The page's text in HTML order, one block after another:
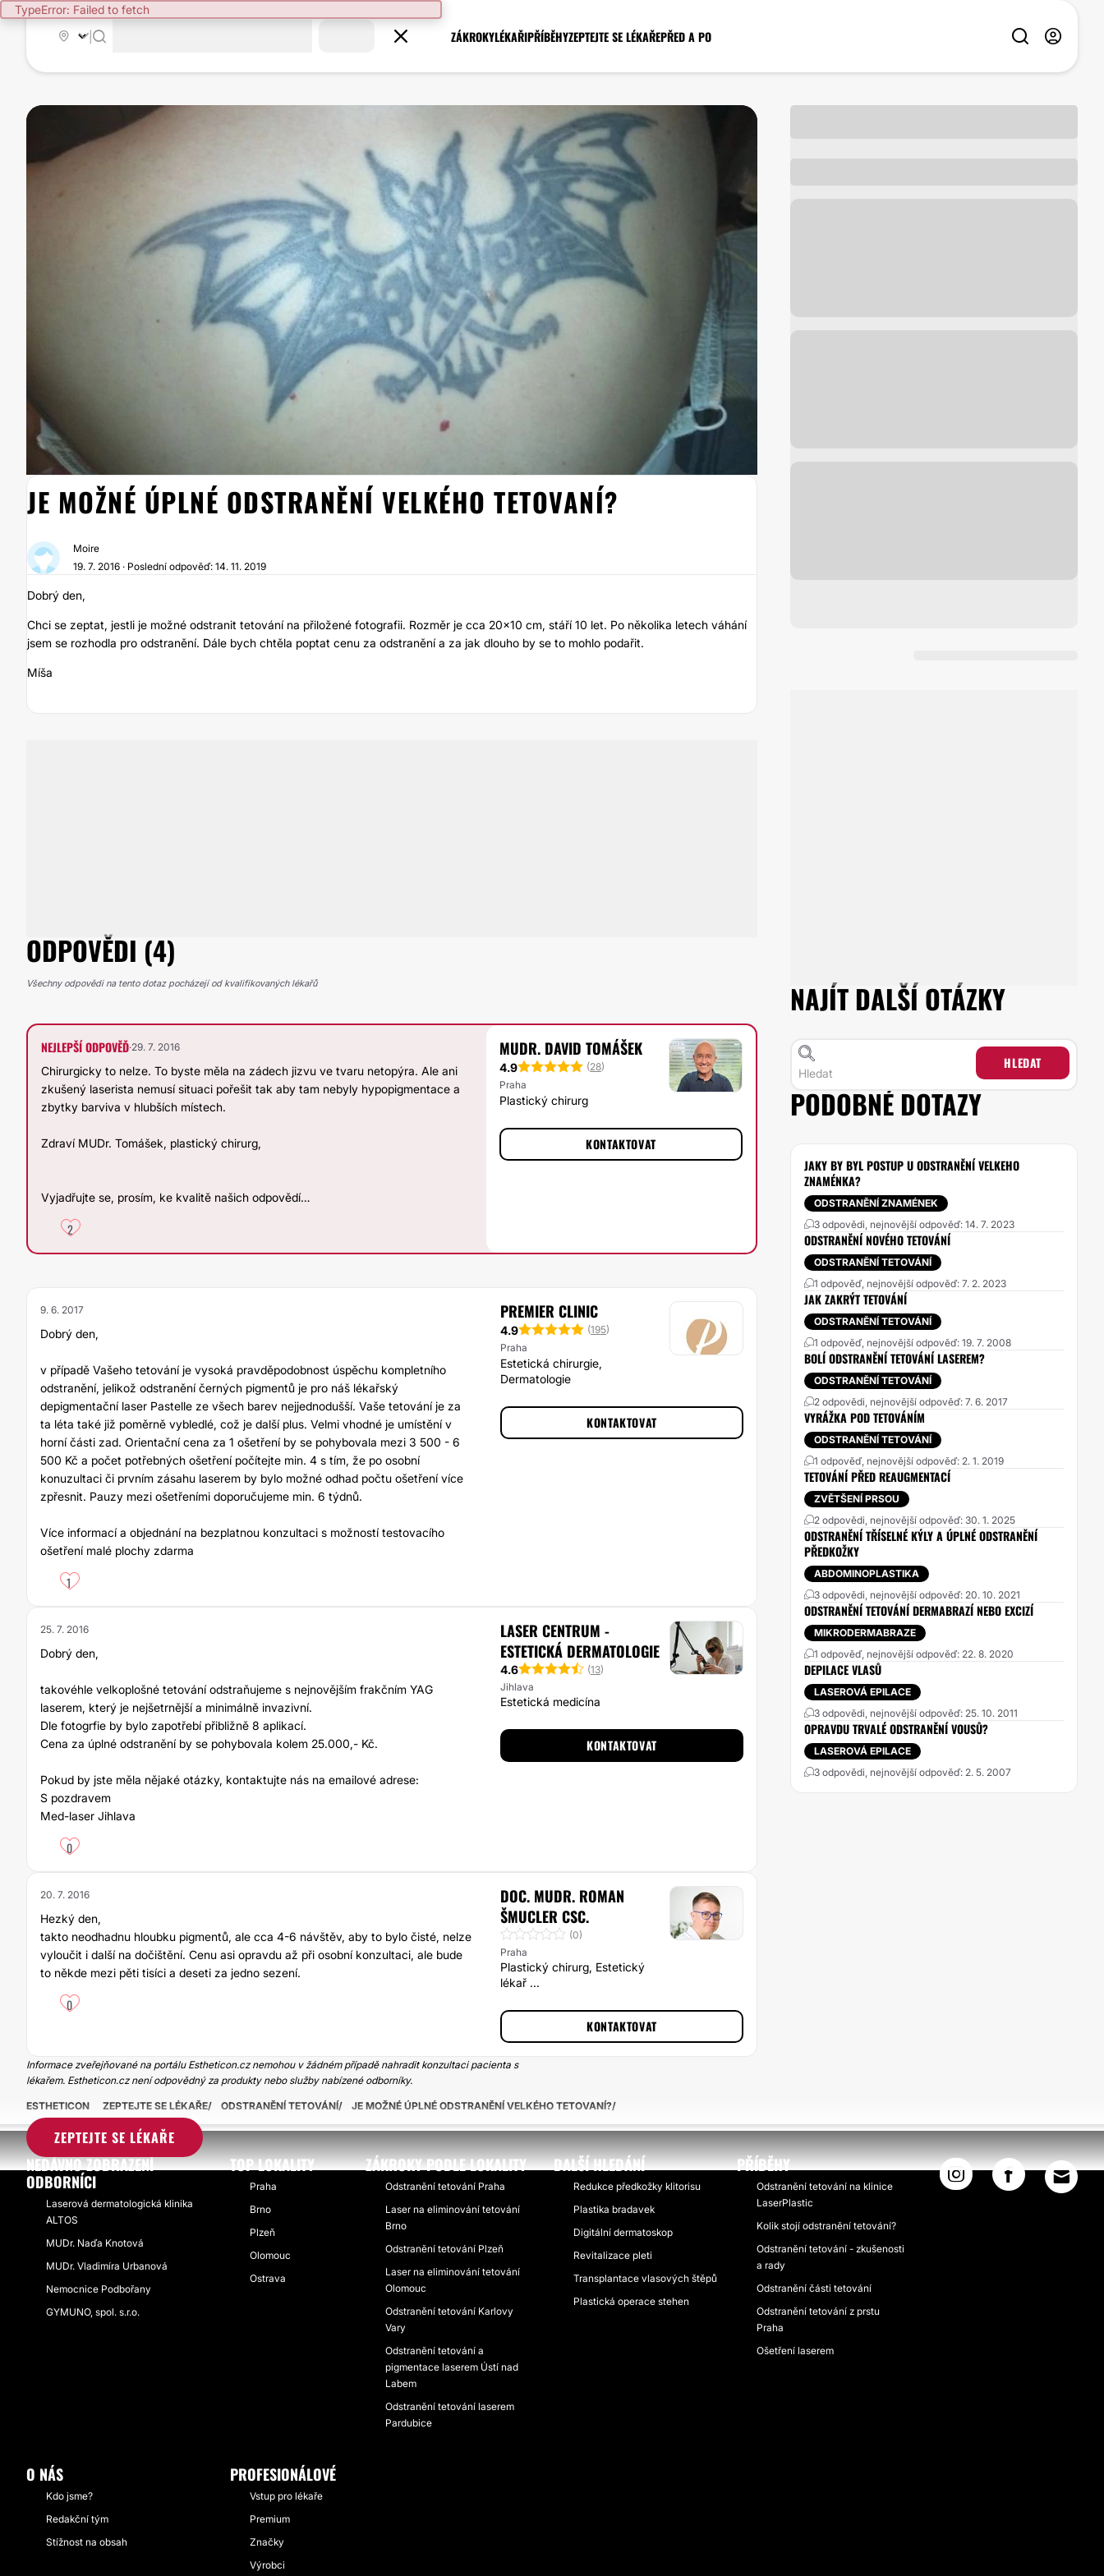
TypeError: Failed to fetch
ZÁKROKYLÉKAŘIPŘÍBĚHYZEPTEJTE SE LÉKAŘEPŘED A PO
JE MOŽNÉ ÚPLNÉ ODSTRANĚNÍ VELKÉHO TETOVANÍ?
Moire
19. 7. 2016 · Poslední odpověď: 14. 11. 2019
Dobrý den,
Chci se zeptat, jestli je možné odstranit tetování na přiložené fotografii. Rozměr je cca 20x10 cm, stáří 10 let. Po několika letech váhání
jsem se rozhodla pro odstranění. Dále bych chtěla poptat cenu za odstranění a za jak dlouho by se to mohlo podařit.
Míša
ODPOVĚDI (4)
Všechny odpovědi na tento dotaz pocházejí od kvalifikovaných lékařů
NEJLEPŠÍ ODPOVĚĎ·29. 7. 2016
Chirurgicky to nelze. To byste měla na zádech jizvu ve tvaru netopýra. Ale ani
zkušený laserista nemusí situaci pořešit tak aby tam nebyly hypopigmentace a
zbytky barviva v hlubších místech.
Zdraví MUDr. Tomášek, plastický chirurg,
Vyjadřujte se, prosím, ke kvalitě našich odpovědí…
2
MUDR. DAVID TOMÁŠEK
4.9 (28)
Praha
Plastický chirurg
KONTAKTOVAT
9. 6. 2017
Dobrý den,
v případě Vašeho tetování je vysoká pravděpodobnost úspěchu kompletního
odstranění, jelikož odstranění černých pigmentů je pro náš lékařský
depigmentační laser Pastelle ze všech barev nejjednodušší. Vaše tetování je za
ta léta také již poměrně vybledlé, což je další plus. Velmi vhodné je umístění v
horní části zad. Orientační cena za 1 ošetření by se pohybovala mezi 3 500 - 6
500 Kč a počet potřebných ošetření počítejte min. 4 s tím, že po osobní
konuzultaci či prvním zásahu laserem by bylo možné odhad počtu ošetření více
zpřesnit. Pauzy mezi ošetřeními doporučujeme min. 6 týdnů.
Více informací a objednání na bezplatnou konzultaci s možností testovacího
ošetření malé plochy zdarma
1
PREMIER CLINIC
4.9 (195)
Praha
Estetická chirurgie,
Dermatologie
KONTAKTOVAT
25. 7. 2016
Dobrý den,
takovéhle velkoplošné tetování odstraňujeme s nejnovějším frakčním YAG
laserem, který je nejšetrnější a minimálně invazivní.
Dle fotogrfie by bylo zapotřebí přibližně 8 aplikací.
Cena za úplné odstranění by se pohybovala kolem 25.000,- Kč.
Pokud by jste měla nějaké otázky, kontaktujte nás na emailové adrese:
S pozdravem
Med-laser Jihlava
0
LASER CENTRUM -
ESTETICKÁ DERMATOLOGIE
4.6 (13)
Jihlava
Estetická medicína
KONTAKTOVAT
20. 7. 2016
Hezký den,
takto neodhadnu hloubku pigmentů, ale cca 4-6 návštěv, aby to bylo čisté, nelze
vyloučit i další na dočištění. Cenu asi opravdu až při osobní konzultaci, ale bude
to někde mezi pěti tisíci a deseti za jedno sezení.
0
DOC. MUDR. ROMAN
ŠMUCLER CSC.
(0)
Praha
Plastický chirurg, Estetický
lékař ...
KONTAKTOVAT
NAJÍT DALŠÍ OTÁZKY
HLEDAT
PODOBNÉ DOTAZY
JAKY BY BYL POSTUP U ODSTRANĚNÍ VELKEHO
ZNAMÉNKA?
ODSTRANĚNÍ ZNAMÉNEK
3 odpovědi, nejnovější odpověď: 14. 7. 2023
ODSTRANĚNÍ NOVÉHO TETOVÁNÍ
ODSTRANĚNÍ TETOVÁNÍ
1 odpověď, nejnovější odpověď: 7. 2. 2023
JAK ZAKRÝT TETOVÁNÍ
ODSTRANĚNÍ TETOVÁNÍ
1 odpověď, nejnovější odpověď: 19. 7. 2008
BOLÍ ODSTRANĚNÍ TETOVÁNÍ LASEREM?
ODSTRANĚNÍ TETOVÁNÍ
2 odpovědi, nejnovější odpověď: 7. 6. 2017
VYRÁŽKA POD TETOVÁNÍM
ODSTRANĚNÍ TETOVÁNÍ
1 odpověď, nejnovější odpověď: 2. 1. 2019
TETOVÁNÍ PŘED REAUGMENTACÍ
ZVĚTŠENÍ PRSOU
2 odpovědi, nejnovější odpověď: 30. 1. 2025
ODSTRANĚNÍ TŘÍSELNÉ KÝLY A ÚPLNÉ ODSTRANĚNÍ
PŘEDKOŽKY
ABDOMINOPLASTIKA
3 odpovědi, nejnovější odpověď: 20. 10. 2021
ODSTRANĚNÍ TETOVÁNÍ DERMABRAZÍ NEBO EXCIZÍ
MIKRODERMABRAZE
1 odpověď, nejnovější odpověď: 22. 8. 2020
DEPILACE VLASŮ
LASEROVÁ EPILACE
3 odpovědi, nejnovější odpověď: 25. 10. 2011
OPRAVDU TRVALÉ ODSTRANĚNÍ VOUSŮ?
LASEROVÁ EPILACE
3 odpovědi, nejnovější odpověď: 2. 5. 2007
Informace zveřejňované na portálu Estheticon.cz nemohou v žádném případě nahradit konzultaci pacienta s
lékařem. Estheticon.cz není odpovědný za produkty nebo služby nabízené odborníky.
ZEPTEJTE SE LÉKAŘE
ESTHETICON ZEPTEJTE SE LÉKAŘE ODSTRANĚNÍ TETOVÁNÍ JE MOŽNÉ ÚPLNÉ ODSTRANĚNÍ VELKÉHO TETOVANÍ?
NEDÁVNO ZOBRAZENÍ
ODBORNÍCI
Laserová dermatologická klinika
ALTOS
MUDr. Naďa Knotová
MUDr. Vladimíra Urbanová
Nemocnice Podbořany
GYMUNO, spol. s.r.o.
TOP LOKALITY
Praha
Brno
Plzeň
Olomouc
Ostrava
ZÁKROKY PODLE LOKALITY
Odstranění tetování Praha
Laser na eliminování tetování
Brno
Odstranění tetování Plzeň
Laser na eliminování tetování
Olomouc
Odstranění tetování Karlovy
Vary
Odstranění tetování a
pigmentace laserem Ústí nad
Labem
Odstranění tetování laserem
Pardubice
DALŠÍ HLEDÁNÍ
Redukce předkožky klitorisu
Plastika bradavek
Digitální dermatoskop
Revitalizace pleti
Transplantace vlasových štěpů
Plastická operace stehen
PŘÍBĚHY
Odstranění tetování na klinice
LaserPlastic
Kolik stojí odstranění tetování?
Odstranění tetování - zkušenosti
a rady
Odstranění části tetování
Odstranění tetování z prstu
Praha
Ošetření laserem
O NÁS
Kdo jsme?
Redakční tým
Stížnost na obsah
PROFESIONÁLOVÉ
Vstup pro lékaře
Premium
Značky
Výrobci